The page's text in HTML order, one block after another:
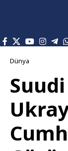
Dünya